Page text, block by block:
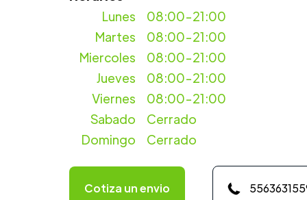
08:00-21:00
Martes
Miercoles
Lunes
08:00-21:00
08:00-21:00
Jueves
08:00-21:00
Viernes
08:00-21:00
Sabado
Cerrado
Domingo
Cerrado
Cotiza un envio